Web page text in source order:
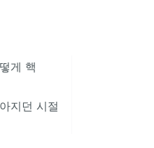
게 핵
지던 시절